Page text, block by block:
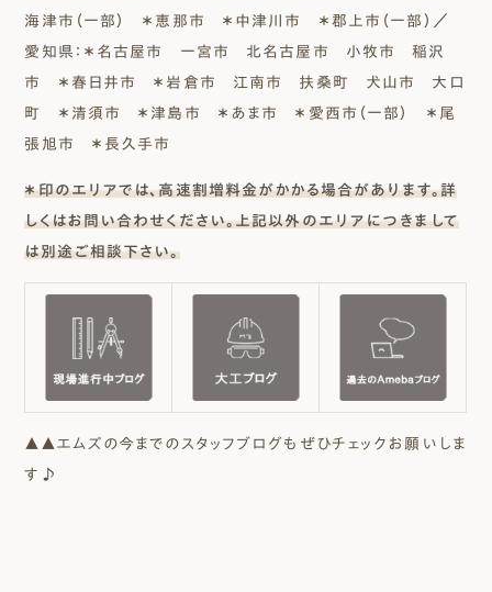
海津市（一部） ＊恵那市 ＊中津川市 ＊郡上市（一部）／
愛知県：＊名古屋市 一宮市 北名古屋市 小牧市 稲沢
市 ＊春日井市 ＊岩倉市 江南市 扶桑町 犬山市 大口
町 ＊清須市 ＊津島市 ＊あま市 ＊愛西市（一部） ＊尾
張旭市 ＊長久手市
＊印のエリアでは、高速割増料金がかかる場合があります。詳
しくはお問い合わせください。上記以外のエリアにつきまして
は別途ご相談下さい。
▲▲エムズの今までのスタッフブログもぜひチェックお願いしま
す♪